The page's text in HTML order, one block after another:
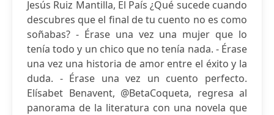
Jesús Ruiz Mantilla, El País ¿Qué sucede cuando
descubres que el final de tu cuento no es como
soñabas? - Érase una vez una mujer que lo
tenía todo y un chico que no tenía nada. - Érase
una vez una historia de amor entre el éxito y la
duda. - Érase una vez un cuento perfecto.
Elísabet Benavent, @BetaCoqueta, regresa al
panorama de la literatura con una novela que